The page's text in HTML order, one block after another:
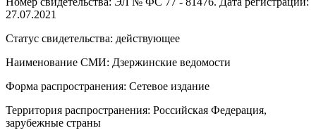
27.07.2021
Статус свидетельства: действующее
Наименование СМИ: Дзержинские ведомости
Форма распространения: Сетевое издание
Территория распространения: Российская Федерация,
зарубежные страны